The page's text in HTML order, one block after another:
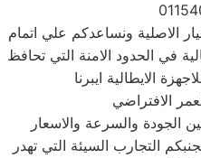
الاصلية ونساعدكم علي اتمام
في الحدود الامنة التي تحافظ
الايطالية ايبرنا
الافتراضي
الجودة والسرعة والاسعار
التجارب السيئة التي تهدر